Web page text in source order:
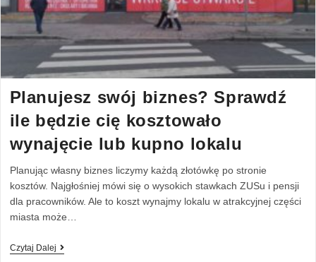
Planujesz swój biznes? Sprawdź
ile będzie cię kosztowało
wynajęcie lub kupno lokalu
Planując własny biznes liczymy każdą złotówkę po stronie
kosztów. Najgłośniej mówi się o wysokich stawkach ZUSu i pensji
dla pracowników. Ale to koszt wynajmy lokalu w atrakcyjnej części
miasta może…
Czytaj Dalej